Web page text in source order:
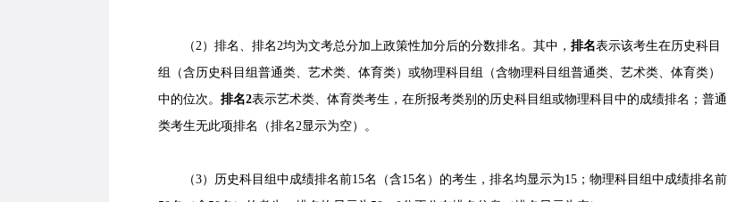
（2）排名、排名2均为文考总分加上政策性加分后的分数排名。其中， 排名表示该考生在历史科目
组（含历史科目组普通类、艺术类、体育类）或物理科目组（含物理科目组普通类、艺术类、体育类）
中的位次。 排名2表示艺术类、体育类考生，在所报考类别的历史科目组或物理科目中的成绩排名；普通
类考生无此项排名（排名2显示为空）。
（3）历史科目组中成绩排名前15名（含15名）的考生，排名均显示为15；物理科目组中成绩排名前